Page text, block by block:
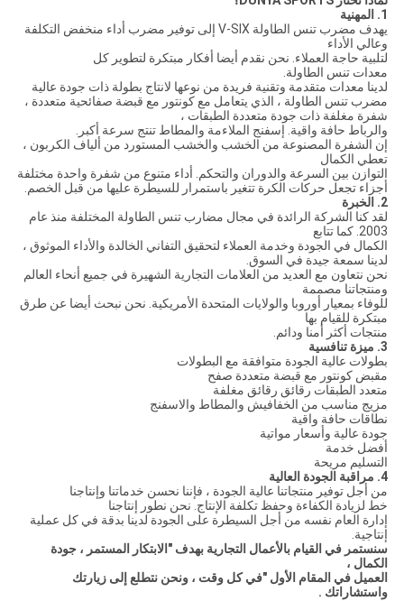
1. المهنية
يهدف مضرب تنس الطاولة V-SIX إلى توفير مضرب أداء منخفض التكلفة
وعالي الأداء
لتلبية حاجة العملاء. نحن نقدم أيضا أفكار مبتكرة لتطوير كل
معدات تنس الطاولة.
لدينا معدات متقدمة وتقنية فريدة من نوعها لانتاج بطولة ذات جودة عالية
مضرب تنس الطاولة ، الذي يتعامل مع كونتور مع قبضة صفائحية متعددة ،
شفرة مغلفة ذات جودة متعددة الطبقات ،
والرباط حافة واقية. إسفنج الملاءمة والمطاط تنتج سرعة أكبر.
إن الشفرة المصنوعة من الخشب والخشب المستورد من ألياف الكربون ،
تعطي الكمال
التوازن بين السرعة والدوران والتحكم. أداء متنوع من شفرة واحدة مختلفة
أجزاء تجعل حركات الكرة تتغير باستمرار للسيطرة عليها من قبل الخصم.
2. الخبرة
لقد كنا الشركة الرائدة في مجال مضارب تنس الطاولة المختلفة منذ عام
2003. كما تتابع
الكمال في الجودة وخدمة العملاء لتحقيق التفاني الخالدة والأداء الموثوق ،
لدينا سمعة جيدة في السوق.
نحن نتعاون مع العديد من العلامات التجارية الشهيرة في جميع أنحاء العالم
ومنتجاتنا مصممة
للوفاء بمعيار أوروبا والولايات المتحدة الأمريكية. نحن نبحث أيضا عن طرق
مبتكرة للقيام بها
منتجات أكثر أمنا ودائم.
3. ميزة تنافسية
بطولات عالية الجودة متوافقة مع البطولات
مقبض كونتور مع قبضة متعددة صفح
متعدد الطبقات رقائق رقائق مغلفة
مزيج مناسب من الخفافيش والمطاط والاسفنج
نطاقات حافة واقية
جودة عالية وأسعار مواتية
أفضل خدمة
التسليم مريحة
4. مراقبة الجودة العالية
من أجل توفير منتجاتنا عالية الجودة ، فإننا نحسن خدماتنا وإنتاجنا
خط لزيادة الكفاءة وحفظ تكلفة الإنتاج. نحن نطور إنتاجنا
إدارة العام نفسه من أجل السيطرة على الجودة لدينا بدقة في كل عملية
إنتاجية.
سنستمر في القيام بالأعمال التجارية بهدف "الابتكار المستمر ، جودة
الكمال ،
العميل في المقام الأول "في كل وقت ، ونحن نتطلع إلى زيارتك
واستشاراتك .